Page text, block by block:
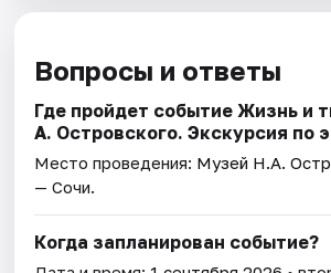
Вопросы и ответы
Где пройдет событие Жизнь и
А. Островского. Экскурсия по
Место проведения: Музей Н.А.
— Сочи.
Когда запланирован событие?